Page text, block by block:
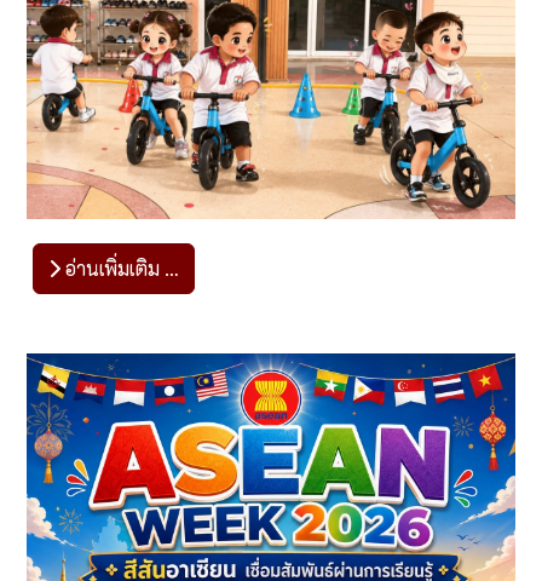
อ่านเพิ่มเติม …